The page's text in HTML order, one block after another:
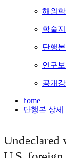
해외
학술지
단행본
연구
공개강
home
단행본 상세
Undeclared